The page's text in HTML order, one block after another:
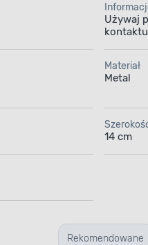
Używaj
Materiał
Metal
14 cm
Rekomendowane